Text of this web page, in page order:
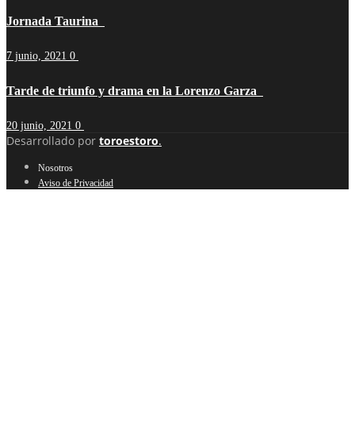
Jornada Taurina
7 junio, 2021 0
Tarde de triunfo y drama en la Lorenzo Garza
20 junio, 2021 0
Desarrollado por toroestoro.
Nosotros
Aviso de Privacidad